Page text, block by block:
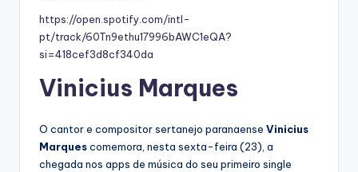
https://open.spotify.com/intl-
pt/track/60Tn9ethu17996bAWC1eQA?
si=418cef3d8cf340da
Vinicius Marques
O cantor e compositor sertanejo paranaense Vinicius
Marquescomemora, nesta sexta-feira (23), a
chegada nos apps de música do seu primeiro single